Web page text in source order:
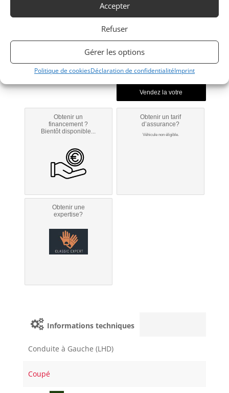
Accepter
Refuser
Gérer les options
Politique de cookiesDéclaration de confidentialitéImprint
Reims
Modifier mon annonce
Obtenir un
financement ?
Bientôt disponible...
Obtenir un tarif
d’assurance?
Véhicule non éligible.
Obtenir une
expertise?
Informations techniques
Conduite à Gauche (LHD)
Coupé